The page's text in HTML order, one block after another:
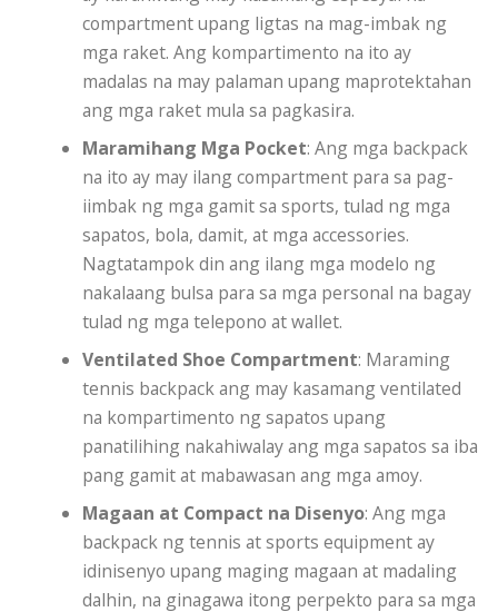
compartment upang ligtas na mag-imbak ng
mga raket. Ang kompartimento na ito ay
madalas na may palaman upang maprotektahan
ang mga raket mula sa pagkasira.
Maramihang Mga Pocket: Ang mga backpack
na ito ay may ilang compartment para sa pag-
iimbak ng mga gamit sa sports, tulad ng mga
sapatos, bola, damit, at mga accessories.
Nagtatampok din ang ilang mga modelo ng
nakalaang bulsa para sa mga personal na bagay
tulad ng mga telepono at wallet.
Ventilated Shoe Compartment: Maraming
tennis backpack ang may kasamang ventilated
na kompartimento ng sapatos upang
panatilihing nakahiwalay ang mga sapatos sa iba
pang gamit at mabawasan ang mga amoy.
Magaan at Compact na Disenyo: Ang mga
backpack ng tennis at sports equipment ay
idinisenyo upang maging magaan at madaling
dalhin, na ginagawa itong perpekto para sa mga